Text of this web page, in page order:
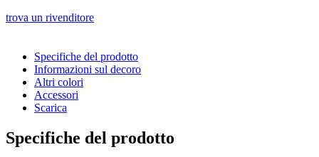
trova un rivenditore
Specifiche del prodotto
Informazioni sul decoro
Altri colori
Accessori
Scarica
Specifiche del prodotto